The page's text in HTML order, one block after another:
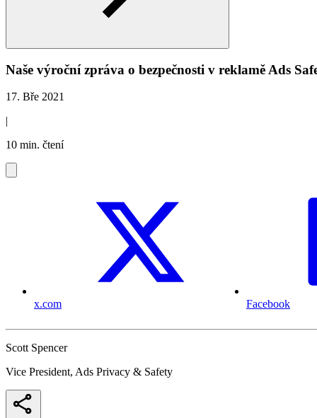
Naše výroční zpráva o bezpečnosti v reklamě Ads
17. Bře 2021
|
10 min. čtení
x.com Facebook
Scott Spencer
Vice President, Ads Privacy & Safety